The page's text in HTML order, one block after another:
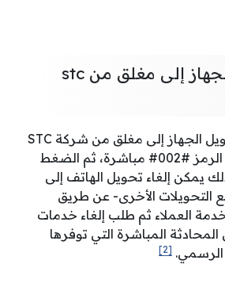
إلغاء تحويل الجهاز إلى مغلق من stc
عند الرغبة بإلغاء تحويل الجهاز إلى مغلق من شركة STC
الكويت يمكن إدخال الرمز #002# مباشرة، ثم الضغط
يمكن إلغاء تحويل الهاتف إلى
التحويلات الأخرى- عن طريق
العملاء ثم طلب إلغاء خدمات
المباشرة التي توفرها
الرسمي. [2]